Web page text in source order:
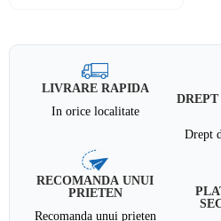
LIVRARE RAPIDA
In orice localitate
DREPT
Drept
RECOMANDA UNUI
PRIETEN
Recomanda unui prieten